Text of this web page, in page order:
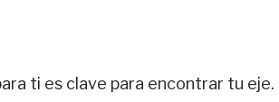
ti es clave para encontrar tu eje.